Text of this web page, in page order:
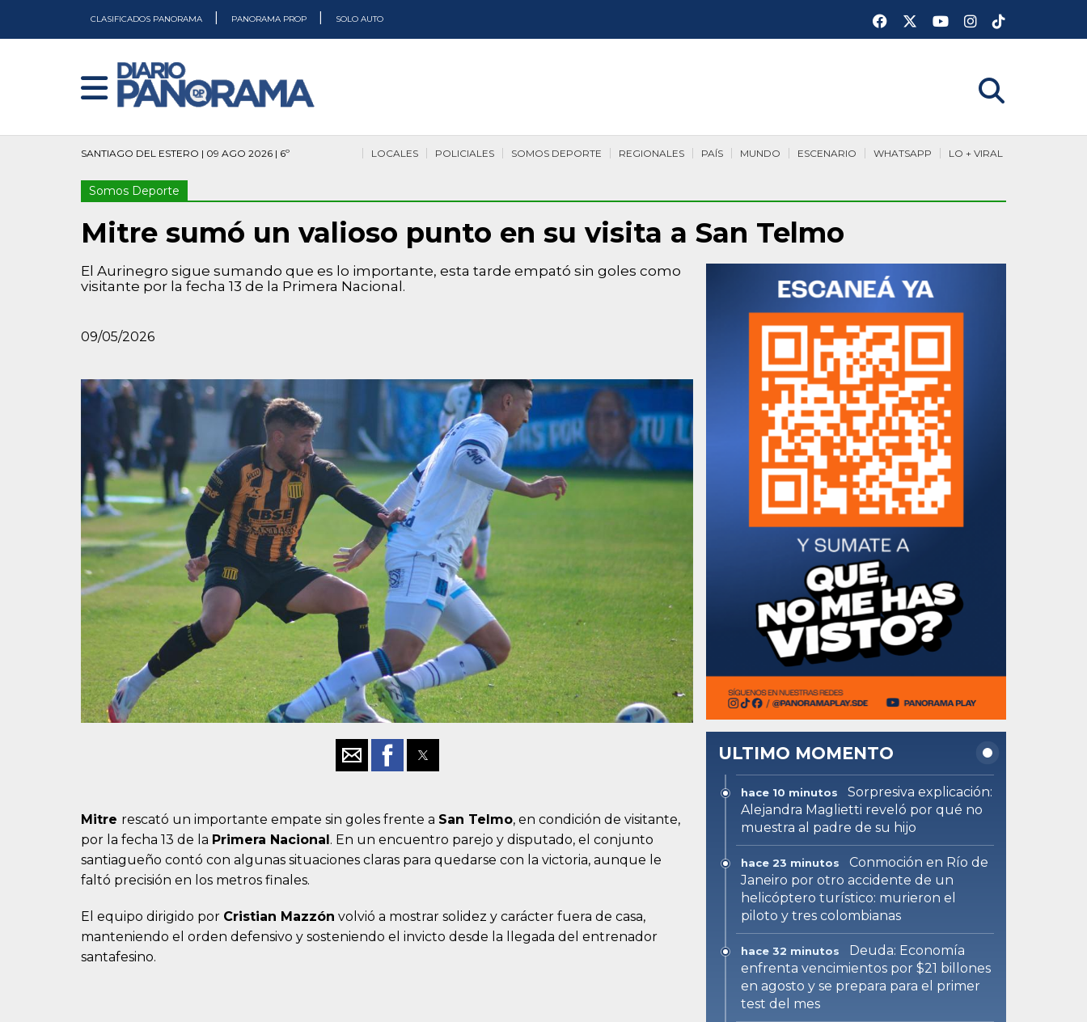
CLASIFICADOS PANORAMA PANORAMA PROP SOLO AUTO
SANTIAGO DEL ESTERO | 09 AGO 2026 | 6º LO + VIRAL
WHATSAPP
ESCENARIO
MUNDO
PAÍS
REGIONALES
SOMOS DEPORTE
POLICIALES
LOCALES
Somos Deporte
Mitre sumó un valioso punto en su visita a San Telmo
El Aurinegro sigue sumando que es lo importante, esta tarde empató sin goles como
visitante por la fecha 13 de la Primera Nacional.
09/05/2026
Mitre rescató un importante empate sin goles frente a San Telmo, en condición de visitante,
por la fecha 13 de la Primera Nacional . En un encuentro parejo y disputado, el conjunto
santiagueño contó con algunas situaciones claras para quedarse con la victoria, aunque le
faltó precisión en los metros finales.
El equipo dirigido por Cristian Mazzón volvió a mostrar solidez y carácter fuera de casa,
manteniendo el orden defensivo y sosteniendo el invicto desde la llegada del entrenador
santafesino.
ULTIMO MOMENTO
hace 10 minutos
Sorpresiva explicación:
Alejandra Maglietti reveló por qué no
muestra al padre de su hijo
hace 23 minutos
Conmoción en Río de
Janeiro por otro accidente de un
helicóptero turístico: murieron el
piloto y tres colombianas
hace 32 minutos
Deuda: Economía
enfrenta vencimientos por $21 billones
en agosto y se prepara para el primer
test del mes